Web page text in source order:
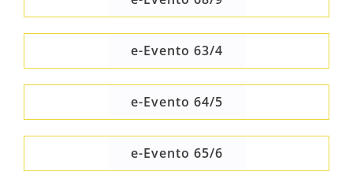
e-Evento 63/4
e-Evento 64/5
e-Evento 65/6